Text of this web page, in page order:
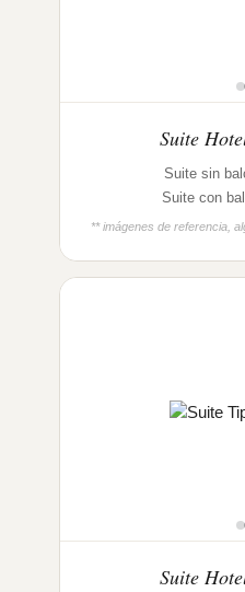
Suite
Suite sin
Suite con
** imágenes de referencia,
Suite